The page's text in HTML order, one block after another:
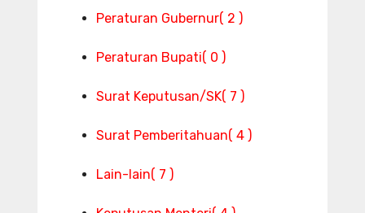
Peraturan Gubernur( 2 )
Peraturan Bupati( 0 )
Surat Keputusan/SK( 7 )
Surat Pemberitahuan( 4 )
Lain-lain( 7 )